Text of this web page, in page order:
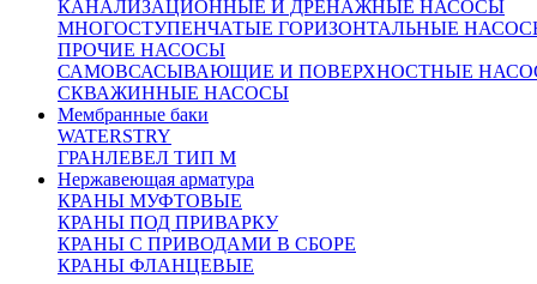
КАНАЛИЗАЦИОННЫЕ И ДРЕНАЖНЫЕ НАСОСЫ
МНОГОСТУПЕНЧАТЫЕ ГОРИЗОНТАЛЬНЫЕ
ПРОЧИЕ НАСОСЫ
САМОВСАСЫВАЮЩИЕ И ПОВЕРХНОСТНЫЕ
СКВАЖИННЫЕ НАСОСЫ
Мембранные баки
WATERSTRY
ГРАНЛЕВЕЛ ТИП М
Нержавеющая арматура
КРАНЫ МУФТОВЫЕ
КРАНЫ ПОД ПРИВАРКУ
КРАНЫ С ПРИВОДАМИ В СБОРЕ
КРАНЫ ФЛАНЦЕВЫЕ
индивидуально, с учетом удаленности и ваших пожеланий
Похожие товары:
Арт. 150164
Нет в наличии
DN 300
825 000 руб.